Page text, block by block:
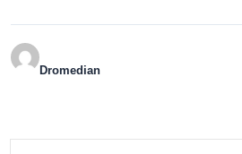
Dromedian